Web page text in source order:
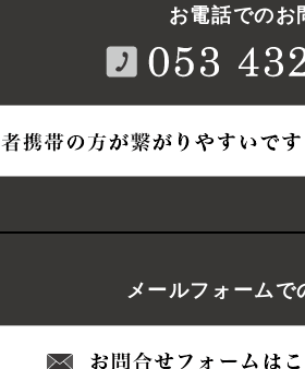
お電話でのお
メールフォームで